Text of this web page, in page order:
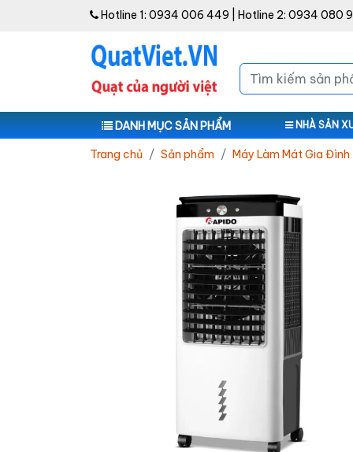
Hotline 1: 0934 006 449 | Hotline 2: 0934 080
DANH MỤC SẢN PHẨM NHÀ SẢN
Trang chủ Sản phẩm Máy Làm Mát Gia Đình